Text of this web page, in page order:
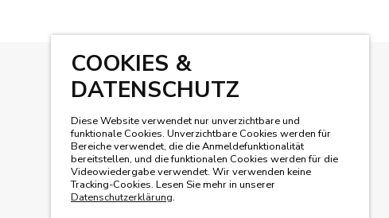
COOKIES &
DATENSCHUTZ
Diese Website verwendet nur unverzichtbare und
funktionale Cookies. Unverzichtbare Cookies werden für
Bereiche verwendet, die die Anmeldefunktionalität
bereitstellen, und die funktionalen Cookies werden für die
Videowiedergabe verwendet. Wir verwenden keine
Tracking-Cookies. Lesen Sie mehr in unserer
Datenschutzerklärung.
UNSER MAGAZIN LESEN